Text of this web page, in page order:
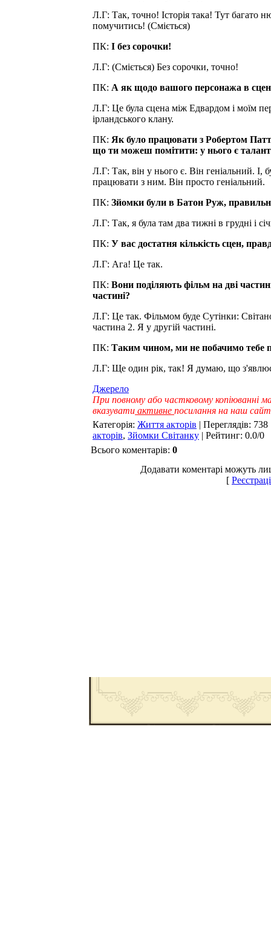
Л.Г: Так, точно! Історія така! Тут багато
помучитись! (Сміється)
ПК: І без сорочки!
Л.Г: (Сміється) Без сорочки, точно!
ПК: А як щодо вашого персонажа в
Л.Г: Це була сцена між Едвардом і моїм
ірландського клану.
ПК: Як було працювати з Робертом
що ти можеш помітити: у нього є
Л.Г: Так, він у нього є. Він геніальний. І,
працювати з ним. Він просто геніальний.
ПК: Зйомки були в Батон Руж,
Л.Г: Так, я була там два тижні в грудні і
ПК: У вас достатня кількість сцен,
Л.Г: Ага! Це так.
ПК: Вони поділяють фільм на дві
частині?
Л.Г: Це так. Фільмом буде Сутінки:
частина 2. Я у другій частині.
ПК: Таким чином, ми не побачимо тебе
Л.Г: Ще один рік, так! Я думаю, що
Джерело
При повному або частковому копіюванні
вказувати активне посилання на наш
Категорія: Життя акторів | Переглядів:
акторів, Зйомки Світанку | Рейтинг: 0.0/0
Всього коментарів: 0
Додавати коментарі можуть
[